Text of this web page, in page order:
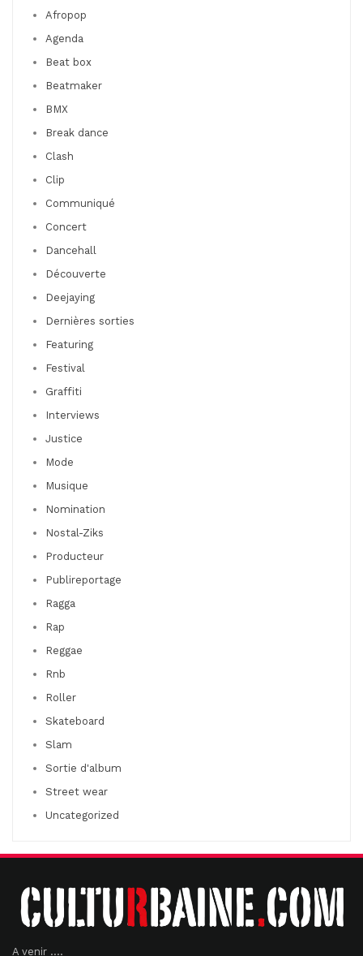
Afropop
Agenda
Beat box
Beatmaker
BMX
Break dance
Clash
Clip
Communiqué
Concert
Dancehall
Découverte
Deejaying
Dernières sorties
Featuring
Festival
Graffiti
Interviews
Justice
Mode
Musique
Nomination
Nostal-Ziks
Producteur
Publireportage
Ragga
Rap
Reggae
Rnb
Roller
Skateboard
Slam
Sortie d'album
Street wear
Uncategorized
A venir ....